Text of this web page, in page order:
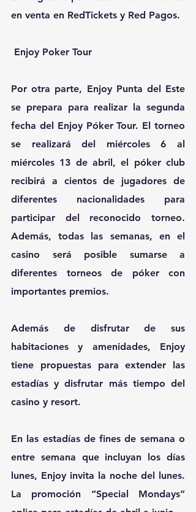
en venta en RedTickets y Red Pagos.
Enjoy Poker Tour
Por otra parte, Enjoy Punta del Este
se prepara para realizar la segunda
fecha del Enjoy Póker Tour. El torneo
se realizará del miércoles 6 al
miércoles 13 de abril, el póker club
recibirá a cientos de jugadores de
diferentes nacionalidades para
participar del reconocido torneo.
Además, todas las semanas, en el
casino será posible sumarse a
diferentes torneos de póker con
importantes premios.
Además de disfrutar de sus
habitaciones y amenidades, Enjoy
tiene propuestas para extender las
estadías y disfrutar más tiempo del
casino y resort.
En las estadías de fines de semana o
entre semana que incluyan los días
lunes, Enjoy invita la noche del lunes.
La promoción “Special Mondays”